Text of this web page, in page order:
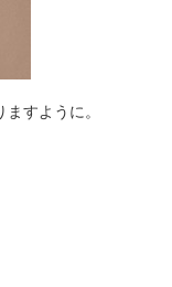
すように。